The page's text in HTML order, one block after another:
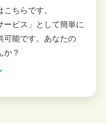
ちらです。
ービス」として簡単に
可能です。あなたの
か？